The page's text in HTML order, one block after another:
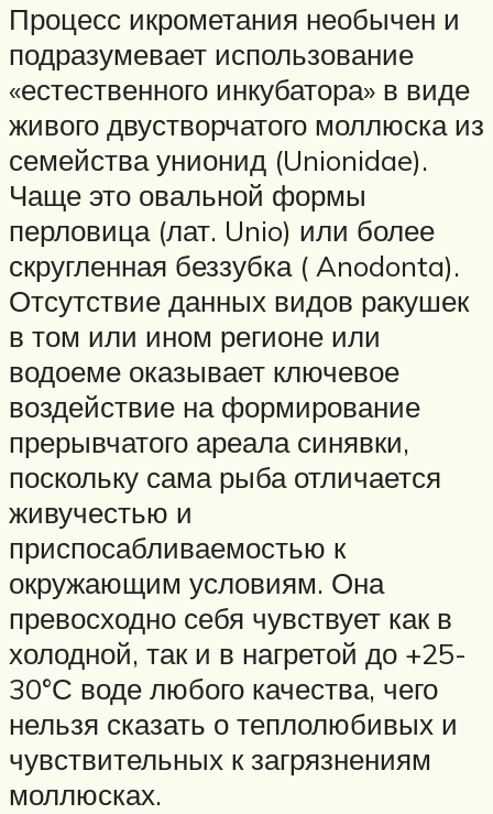
Процесс икрометания необычен и
подразумевает использование
«естественного инкубатора» в виде
живого двустворчатого моллюска из
семейства унионид (Unionidae).
Чаще это овальной формы
перловица (лат. Unio) или более
скругленная беззубка ( Anodonta).
Отсутствие данных видов ракушек
в том или ином регионе или
водоеме оказывает ключевое
воздействие на формирование
прерывчатого ареала синявки,
поскольку сама рыба отличается
живучестью и
приспосабливаемостью к
окружающим условиям. Она
превосходно себя чувствует как в
холодной, так и в нагретой до +25-
30°С воде любого качества, чего
нельзя сказать о теплолюбивых и
чувствительных к загрязнениям
моллюсках.